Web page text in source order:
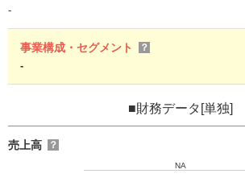
-
事業構成・セグメント ？
-
■財務データ[単独]
売上高 ？
NA